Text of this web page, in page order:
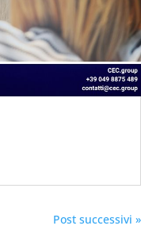
Post successivi »